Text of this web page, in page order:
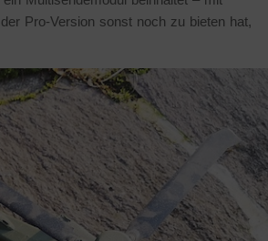
Pro-Version sonst noch zu bieten hat,